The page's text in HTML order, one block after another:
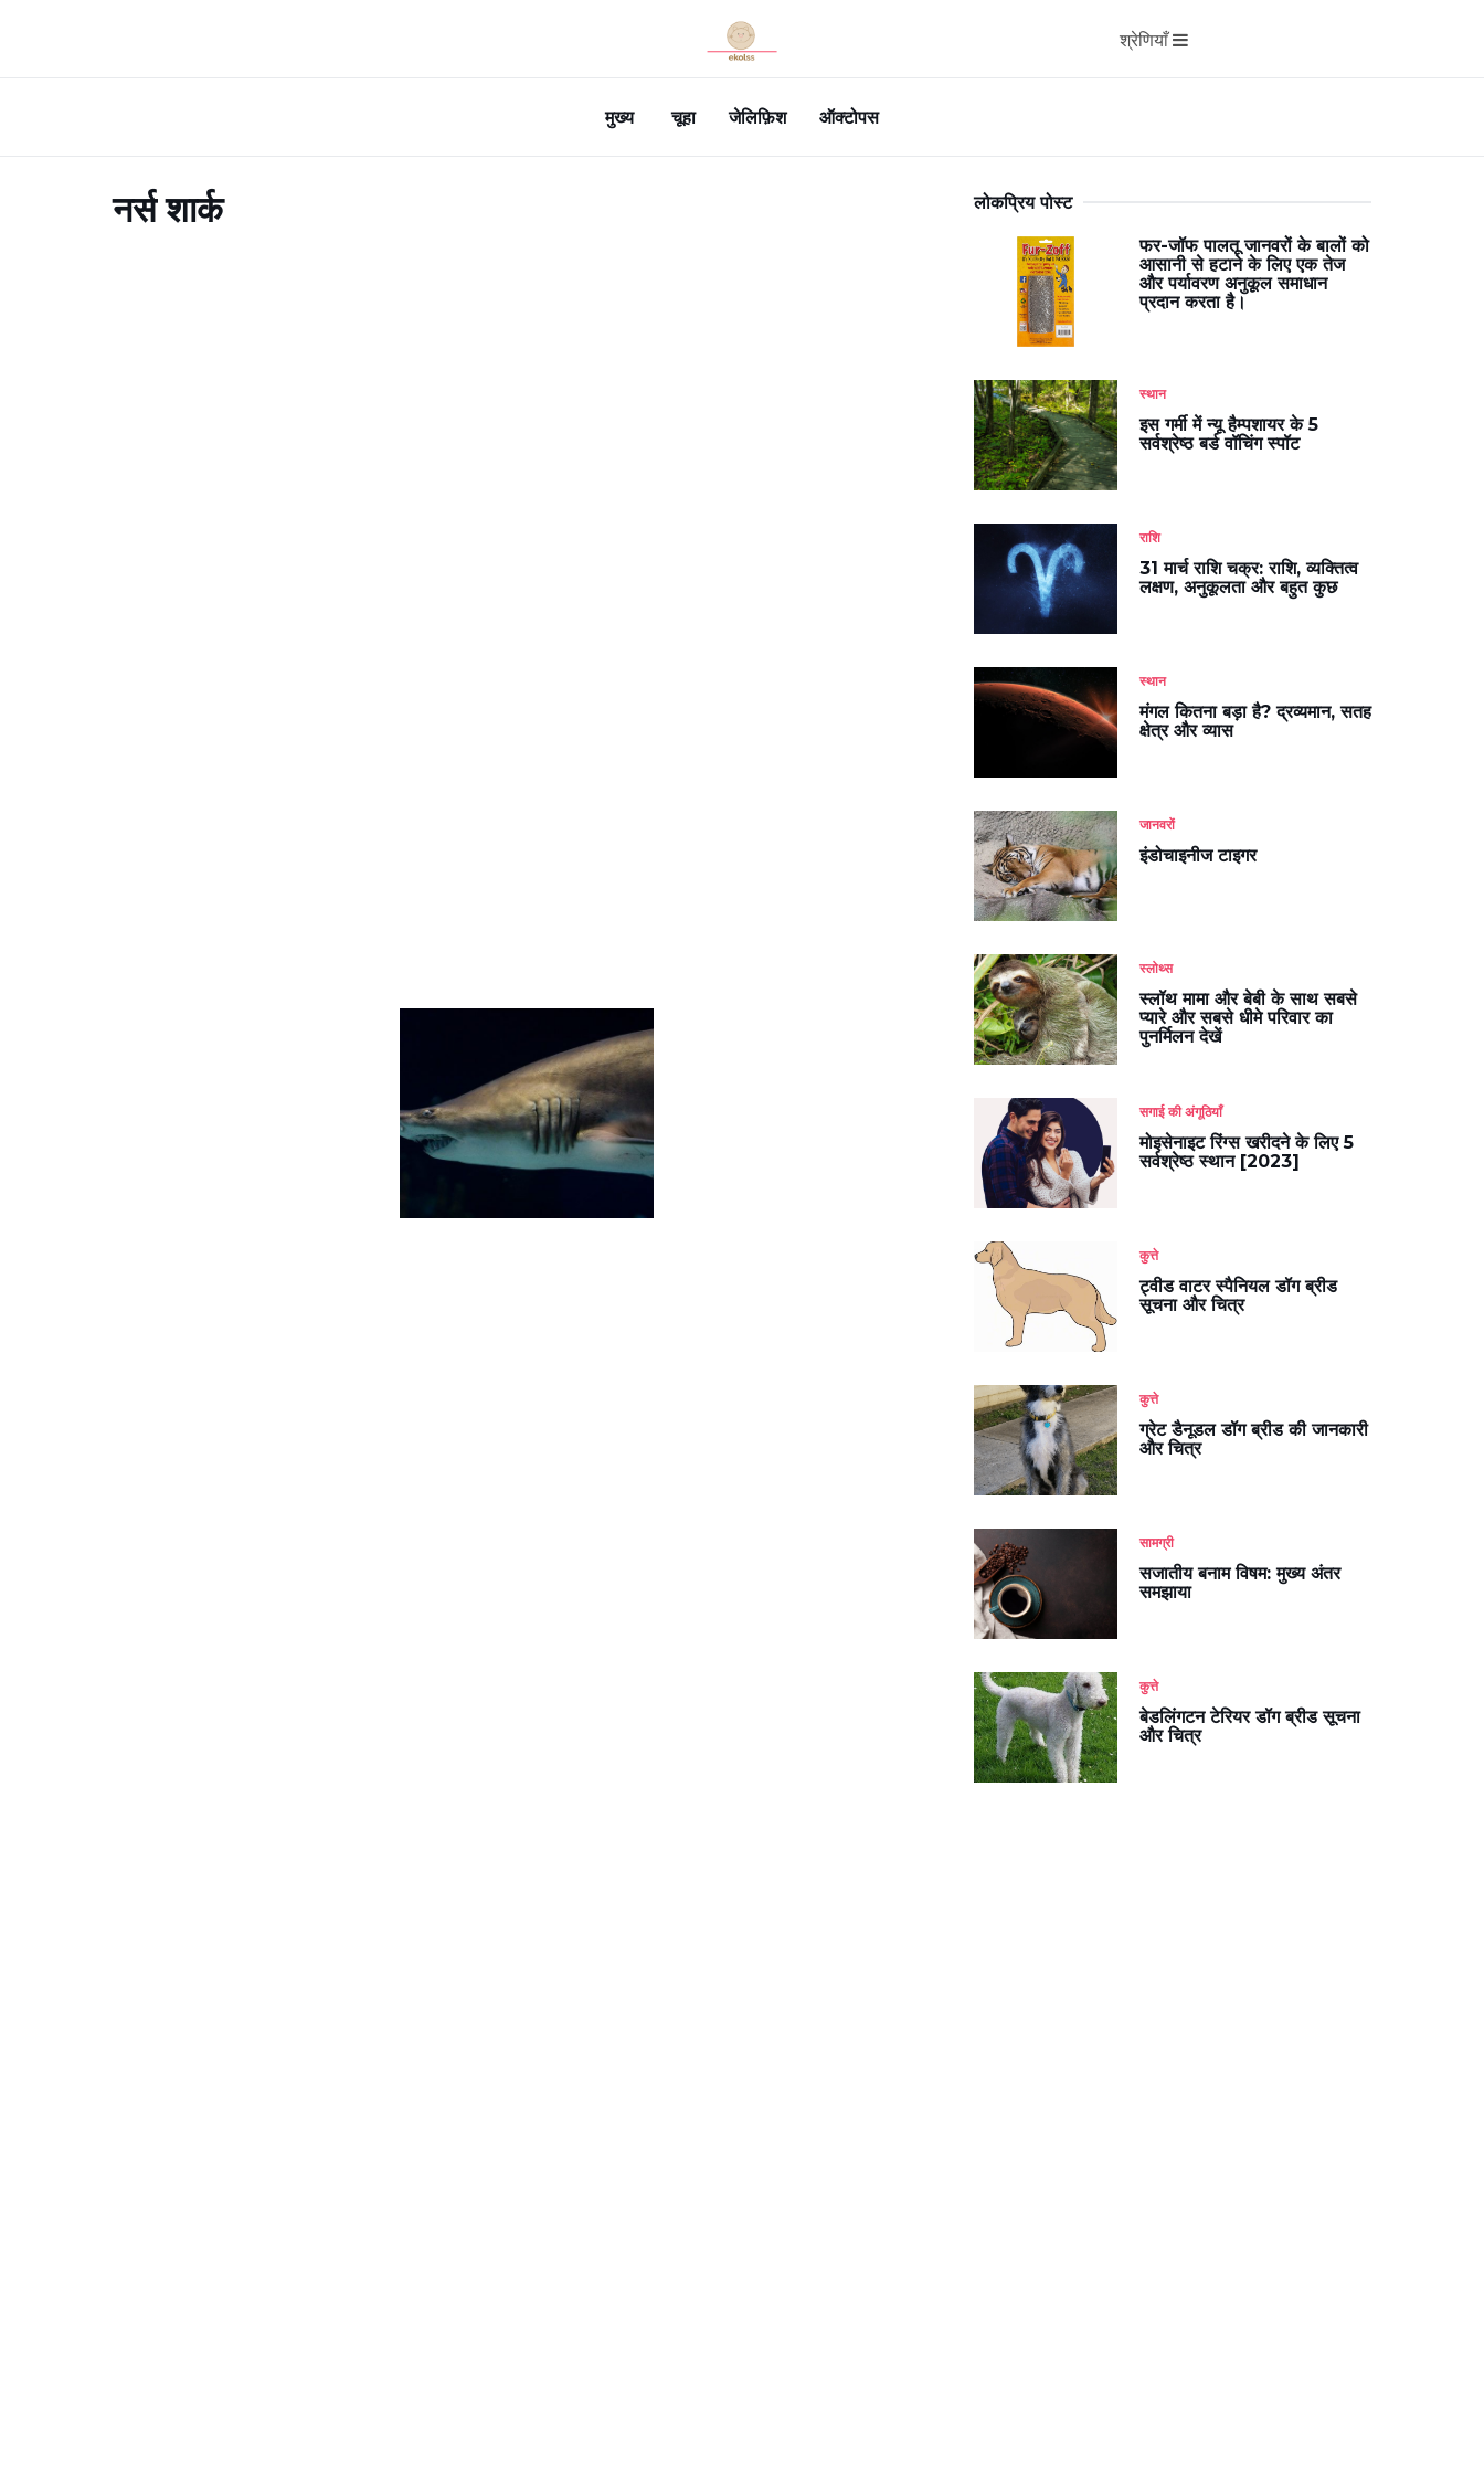
श्रेणियाँ
मुख्य चूहा जेलिफ़िश ऑक्टोपस
नर्स शार्क लोकप्रिय पोस्ट
फर-जॉफ पालतू जानवरों के बालों को
आसानी से हटाने के लिए एक तेज
और पर्यावरण अनुकूल समाधान
प्रदान करता है।
स्थान
इस गर्मी में न्यू हैम्पशायर के 5
सर्वश्रेष्ठ बर्ड वॉचिंग स्पॉट
राशि
31 मार्च राशि चक्र: राशि, व्यक्तित्व
लक्षण, अनुकूलता और बहुत कुछ
स्थान
मंगल कितना बड़ा है? द्रव्यमान, सतह
क्षेत्र और व्यास
जानवरों
इंडोचाइनीज टाइगर
स्लोथ्स
स्लॉथ मामा और बेबी के साथ सबसे
प्यारे और सबसे धीमे परिवार का
पुनर्मिलन देखें
सगाई की अंगूठियाँ
मोइसेनाइट रिंग्स खरीदने के लिए 5
सर्वश्रेष्ठ स्थान [2023]
कुत्ते
ट्वीड वाटर स्पैनियल डॉग ब्रीड
सूचना और चित्र
कुत्ते
ग्रेट डैनूडल डॉग ब्रीड की जानकारी
और चित्र
सामग्री
सजातीय बनाम विषम: मुख्य अंतर
समझाया
कुत्ते
बेडलिंगटन टेरियर डॉग ब्रीड सूचना
और चित्र